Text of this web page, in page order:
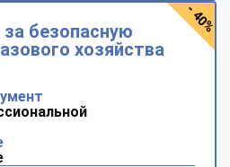
безопасную
хозяйства
- 40%